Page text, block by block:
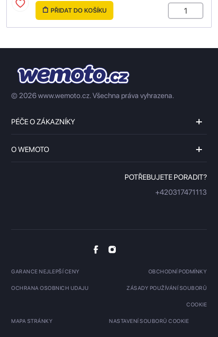
PŘIDAT DO KOŠÍKU
© 2026 www.wemoto.cz.Všechna práva vyhrazena.
PÉČE O ZÁKAZNÍKY
O WEMOTO
POTŘEBUJETE PORADIT?
+420317471113
GARANCE NEJLEPŠÍ CENY OBCHODNÍ PODMÍNKY
OCHRANA OSOBNICH UDAJU ZÁSADY POUŽÍVÁNÍ SOUBORŮ
COOKIE
MAPA STRÁNKY NASTAVENÍ SOUBORŮ COOKIE